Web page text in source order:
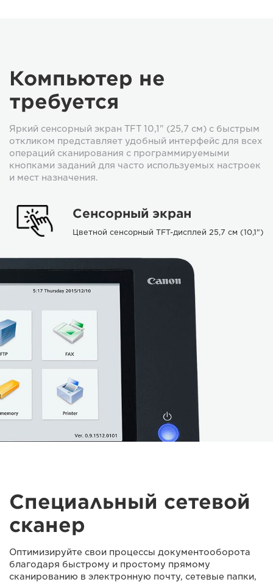
Компьютер не
требуется
Яркий сенсорный экран TFT 10,1" (25,7 см) с быстрым
откликом представляет удобный интерфейс для всех
операций сканирования с программируемыми
кнопками заданий для часто используемых настроек
и мест назначения.
Сенсорный экран
Цветной сенсорный TFT-дисплей 25,7 см (10,1")
Специальный сетевой
сканер
Оптимизируйте свои процессы документооборота
благодаря быстрому и простому прямому
сканированию в электронную почту, сетевые папки,